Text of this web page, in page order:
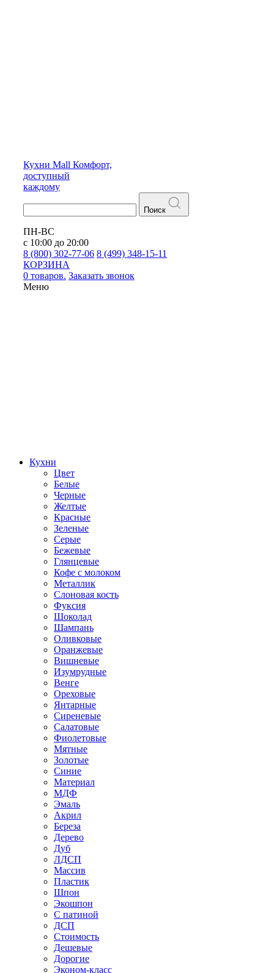
Кухни Mall Комфорт,
доступный
каждому
Поиск
ПН-ВС
с 10:00 до 20:00
8 (800) 302-77-06 8 (499) 348-15-11
КОРЗИНА
0 товаров. Заказать звонок
Меню
Кухни
Цвет
Белые
Черные
Желтые
Красные
Зеленые
Серые
Бежевые
Глянцевые
Кофе с молоком
Металлик
Слоновая кость
Фуксия
Шоколад
Шампань
Оливковые
Оранжевые
Вишневые
Изумрудные
Венге
Ореховые
Янтарные
Сиреневые
Салатовые
Фиолетовые
Мятные
Золотые
Синие
Материал
МДФ
Эмаль
Акрил
Береза
Дерево
Дуб
ЛДСП
Массив
Пластик
Шпон
Экошпон
С патиной
ДСП
Стоимость
Дешевые
Дорогие
Эконом-класс